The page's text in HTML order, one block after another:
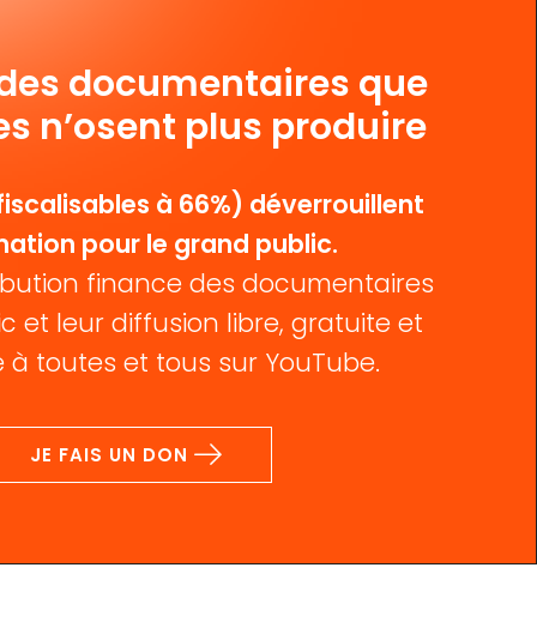
documentaires que
n’osent plus produire
à 66%) déverrouillent
pour le grand public.
finance des documentaires
et leur diffusion libre, gratuite et
à toutes et tous sur YouTube.
JE FAIS UN DON